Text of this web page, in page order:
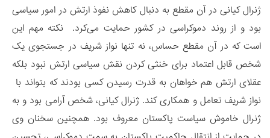
ژنرال کیانی در آن مقطع به دنبال کاهش نفوذ ارتش در امور سیاسی
بود و از روند دموکراسی در کشور حمایت می‌کرد. نکته مهم این
است که در آن مقطع حساس، نه تنها نواز شریف در جستجوی یک
شخص قابل اعتماد برای خنثی کردن نقش سیاسی ارتش نبود بلکه
عقلای ارتش هم خواهان به قدرت رسیدن کسی بودند که بتواند با
نواز شریف تعامل و همکاری کند. ژنرال کیانی، شخص آرامی بود و به
ژنرال خاموش سیاست پاکستان معروف بود. همچنین سخنان وی